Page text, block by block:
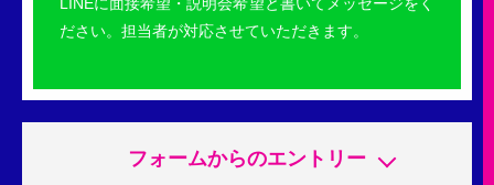
ださい。担当者が対応させていただきます。
フォームからのエントリー